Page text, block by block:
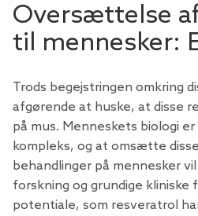
Oversættelse
til mennesker:
Trods begejstringen omkring
afgørende at huske, at disse
på mus. Menneskets biologi
kompleks, og at omsætte
behandlinger på mennesker
forskning og grundige kliniske
potentiale, som resveratrol